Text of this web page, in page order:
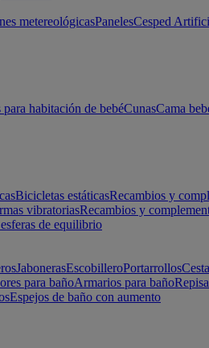
metereológicasPanelesCesped
habitación de bebéCunasCama
Bicicletas estáticasRecambios y
vibratoriasRecambios y
de equilibrio
JabonerasEscobilleroPortarrollos
para bañoArmarios para baño
Espejos de baño con aumento